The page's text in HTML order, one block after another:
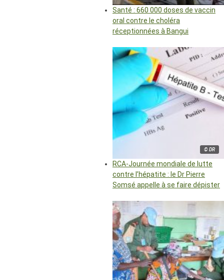
Santé : 660 000 doses de vaccin
oral contre le choléra
réceptionnées à Bangui
© DR
RCA-Journée mondiale de lutte
contre l’hépatite : le Dr Pierre
Somsé appelle à se faire dépister